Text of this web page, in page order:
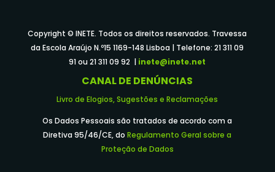
Copyright © INETE. Todos os direitos reservados. Travessa
da Escola Araújo N.º15 1169-148 Lisboa | Telefone: 21 311 09
91 ou 21 311 09 92 | inete@inete.net
CANAL DE DENÚNCIAS
Livro de Elogios, Sugestões e Reclamações
Os Dados Pessoais são tratados de acordo com a
Diretiva 95/46/CE, doRegulamento Geral sobre a
Proteção de Dados